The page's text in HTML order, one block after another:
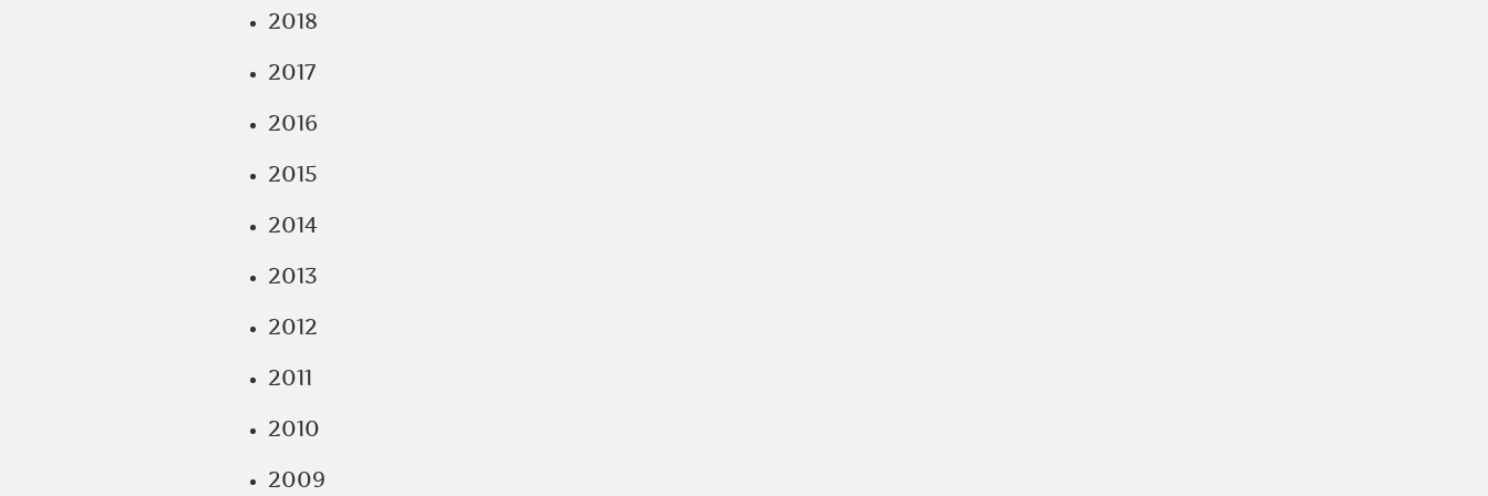
2018
2017
2016
2015
2014
2013
2012
2011
2010
2009